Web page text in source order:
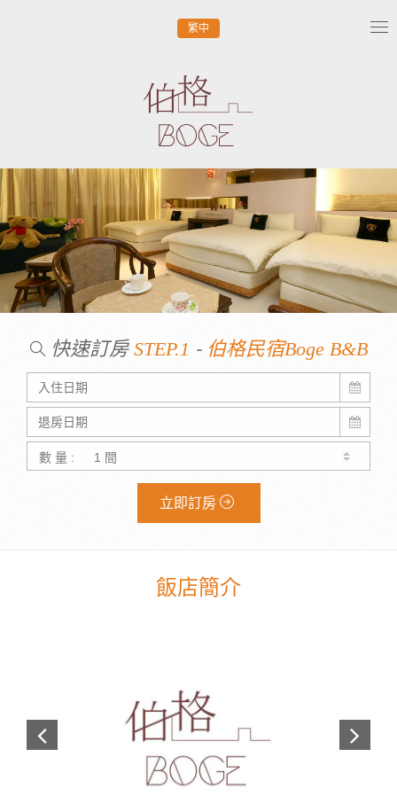
繁中
快速訂房 STEP.1 - 伯格民宿Boge B&B
數 量 :
立即訂房
飯店簡介